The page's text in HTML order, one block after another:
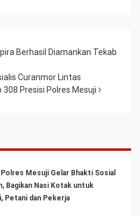
Berhasil Diamankan Tekab
Curanmor Lintas
Presisi Polres Mesuji
Mesuji Gelar Bhakti Sosial
Bagikan Nasi Kotak untuk
Petani dan Pekerja